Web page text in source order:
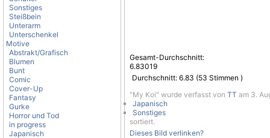
Sonstiges
Steißbein
Unterarm
Unterschenkel
Motive
Abstrakt/Grafisch
Blumen
Bunt
Comic
Cover-Up
Fantasy
Gurke
Horror und Tod
in progress
Japanisch
Gesamt-Durchschnitt:
6.83019
Durchschnitt: 6.83 (53 Stimmen )
"My Koi" wurde verfasst von TT am 3.
Japanisch
Sonstiges
sortiert.
Dieses Bild verlinken?